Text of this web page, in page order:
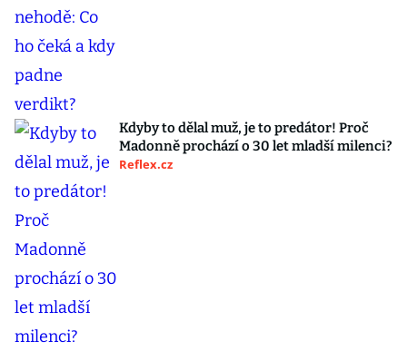
Kdyby to dělal muž, je to predátor! Proč
Madonně prochází o 30 let mladší milenci?
Reflex.cz